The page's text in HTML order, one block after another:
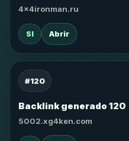
4x4ironman.ru
SI Abrir
#120
Backlink generado 120
5002.xg4ken.com